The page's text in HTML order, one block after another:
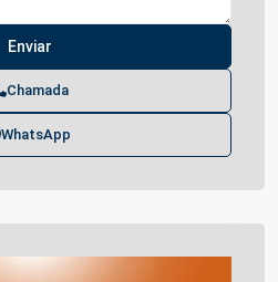
Chamada
WhatsApp